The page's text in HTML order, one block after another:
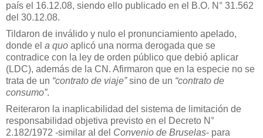
país el 16.12.08, siendo ello publicado en el B.O. N° 31.562
del 30.12.08.
Tildaron de inválido y nulo el pronunciamiento apelado,
donde el a quo aplicó una norma derogada que se
contradice con la ley de orden público que debió aplicar
(LDC), además de la CN. Afirmaron que en la especie no se
trata de un “contrato de viaje”sino de un “contrato de
consumo”.
Reiteraron la inaplicabilidad del sistema de limitación de
responsabilidad objetiva previsto en el Decreto N°
2.182/1972 -similar al del Convenio de Bruselas- para